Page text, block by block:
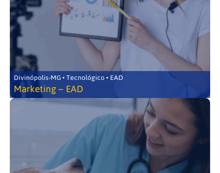
Divinópolis-MG • Tecnológico • EAD
Marketing – EAD